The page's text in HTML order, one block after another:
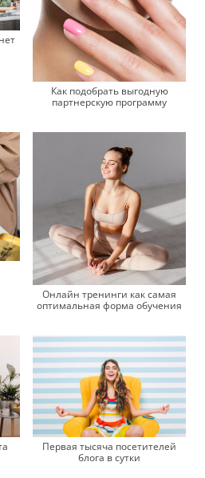
Как подобрать выгодную
партнерскую программу
Онлайн тренинги как самая
оптимальная форма обучения
Первая тысяча посетителей
блога в сутки